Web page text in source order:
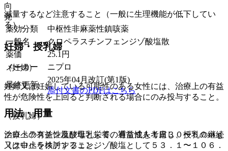
減量するなど注意すること（一般に生理機能が低下してい
る）。
妊婦・授乳婦
（妊婦）
妊婦又は妊娠している可能性のある女性には、治療上の有益
性が危険性を上回ると判断される場合にのみ投与すること。
（授乳婦）
治療上の有益性及び母乳栄養の有益性を考慮し、授乳の継続
又は中止を検討すること。
向
覚
薬効分類
中枢性非麻薬性鎮咳薬
一般名
クロペラスチンフェンジゾ酸塩散
薬価
25.1 円
メーカー
ニプロ
最終更新
2025年04月改訂(第1版)
添付文書のPDFはこちら
用法・用量
クロペラスチン塩酸塩として、通常成人１日３０〜６０ｍｇ
（クロペラスチンフェンジゾ酸塩として５３．１〜１０６．